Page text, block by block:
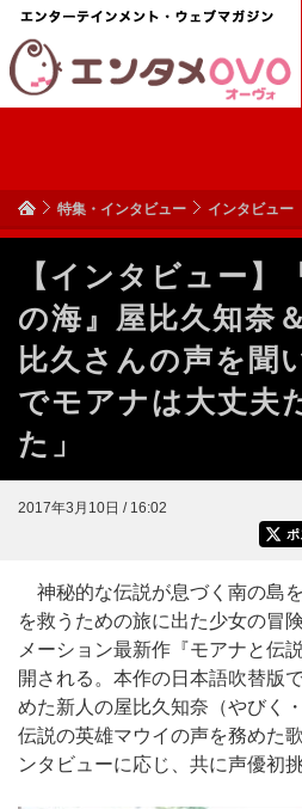
特集・インタビュー インタビュー
【インタビュー】
の海』屋比久知奈
比久さんの声を聞
でモアナは大丈夫
た」
2017年3月10日 / 16:02
ポ
神秘的な伝説が息づく南の島
を救うための旅に出た少女の冒
メーション最新作『モアナと伝
開される。本作の日本語吹替版
めた新人の屋比久知奈（やびく
伝説の英雄マウイの声を務めた
ンタビューに応じ、共に声優初